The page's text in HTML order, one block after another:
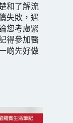
和了解流
失敗，遇
您考慮緊
得參加醫
啲先好做